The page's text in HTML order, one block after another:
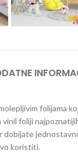
folijama
foliji
dobijate
koristiti.